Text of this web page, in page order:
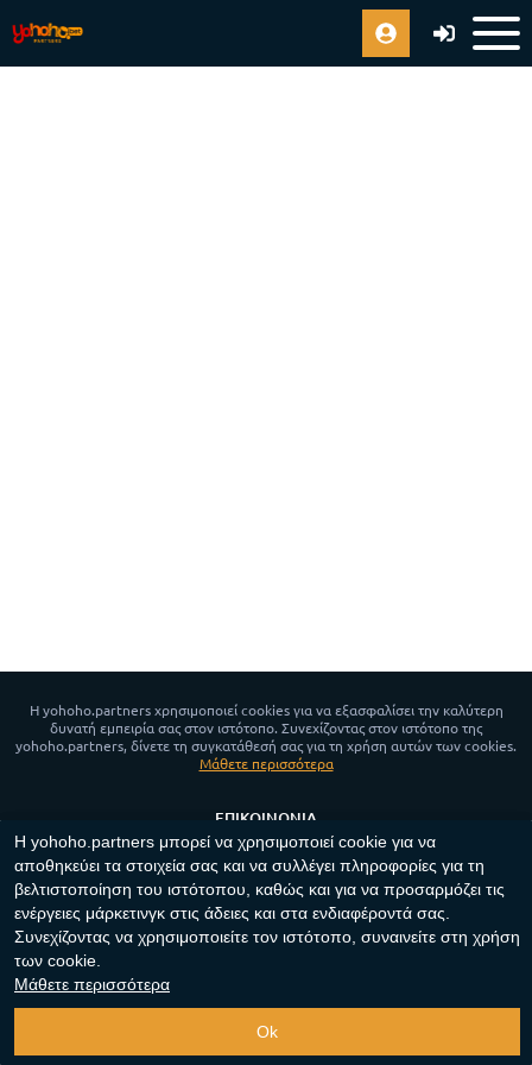
Η yohoho.partners χρησιμοποιεί cookies για να εξασφαλίσει την καλύτερη
δυνατή εμπειρία σας στον ιστότοπο. Συνεχίζοντας στον ιστότοπο της
yohoho.partners, δίνετε τη συγκατάθεσή σας για τη χρήση αυτών των cookies.
Μάθετε περισσότερα
ΕΠΙΚΟΙΝΩΝΊΑ
ΝΈΑ
ΠΟΛΙΤΙΚΉ ΑΠΟΡΡΉΤΟΥ
ΠΟΛΙΤΙΚΉ ΓΙΑ ΤΑ COOKIE
App for Android™
Copyright ©2023-2026"yohoho.partners"‎.Mε την επιφύλαξη παντός
νομίμου δικαιώματος
Η yohoho.partners μπορεί να χρησιμοποιεί cookie για να
αποθηκεύει τα στοιχεία σας και να συλλέγει πληροφορίες για τη
βελτιστοποίηση του ιστότοπου, καθώς και για να προσαρμόζει τις
ενέργειες μάρκετινγκ στις άδειες και στα ενδιαφέροντά σας.
Συνεχίζοντας να χρησιμοποιείτε τον ιστότοπο, συναινείτε στη χρήση
των cookie.
Μάθετε περισσότερα
Ok